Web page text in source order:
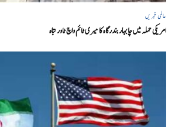
عالمی خبریں
امریکی حملہ میں چابہار بندرگاہ کا میری ٹائم واچ ٹاور تباہ